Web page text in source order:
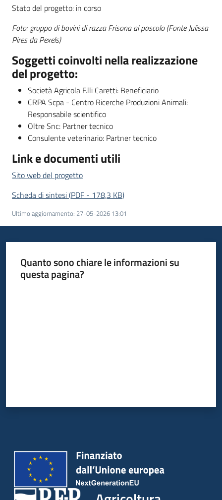
Stato del progetto: in corso
Foto: gruppo di bovini di razza Frisona al pascolo (Fonte Julissa
Pires da Pexels)
Soggetti coinvolti nella realizzazione
del progetto:
Società Agricola F.lli Caretti: Beneficiario
CRPA Scpa - Centro Ricerche Produzioni Animali:
Responsabile scientifico
Oltre Snc: Partner tecnico
Consulente veterinario: Partner tecnico
Link e documenti utili
Sito web del progetto
Scheda di sintesi(PDF - 178,3 KB)
Ultimo aggiornamento: 27-05-2026 13:01
Quanto sono chiare le informazioni su
questa pagina?